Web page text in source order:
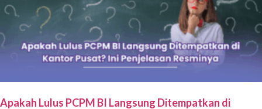
Apakah Lulus PCPM BI Langsung Ditempatkan di